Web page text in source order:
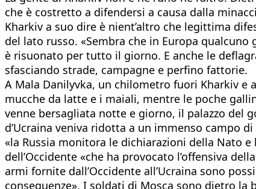
che è costretto a difendersi a causa dalla
Kharkiv a suo dire è nient’altro che legittima
del lato russo. «Sembra che in Europa
è risuonato per tutto il giorno. E anche le
sfasciando strade, campagne e perfino fattorie.
A Mala Danilyvka, un chilometro fuori Kharkiv
mucche da latte e i maiali, mentre le poche
venne bersagliata notte e giorno, il palazzo del
d’Ucraina veniva ridotta a un immenso campo
«la Russia monitora le dichiarazioni della Nato e
dell’Occidente «che ha provocato l’offensiva
armi fornite dall’Occidente all’Ucraina sono
conseguenze». I soldati di Mosca sono dietro